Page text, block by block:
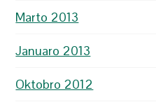
Marto 2013
Januaro 2013
Oktobro 2012